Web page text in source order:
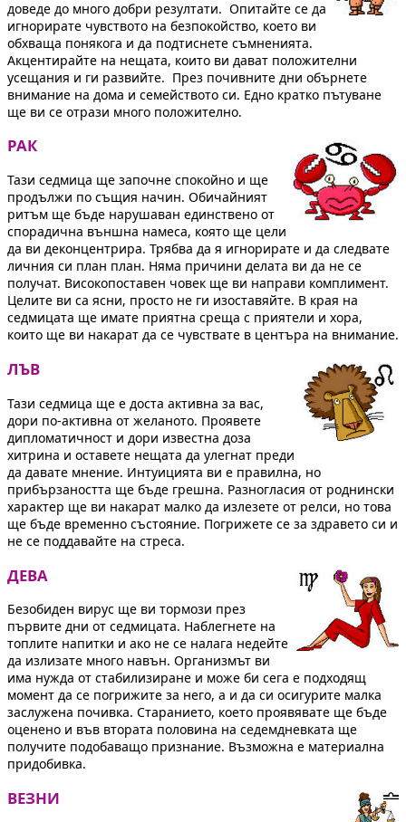
доведе до много добри резултати. Опитайте се да
игнорирате чувството на безпокойство, което ви
обхваща понякога и да подтиснете съмненията.
Акцентирайте на нещата, които ви дават положителни
усещания и ги развийте. През почивните дни обърнете
внимание на дома и семейството си. Едно кратко пътуване
ще ви се отрази много положително.
РАК
Тази седмица ще започне спокойно и ще
продължи по същия начин. Обичайният
ритъм ще бъде нарушаван единствено от
спорадична външна намеса, която ще цели
да ви деконцентрира. Трябва да я игнорирате и да следвате
личния си план план. Няма причини делата ви да не се
получат. Високопоставен човек ще ви направи комплимент.
Целите ви са ясни, просто не ги изоставяйте. В края на
седмицата ще имате приятна среща с приятели и хора,
които ще ви накарат да се чувствате в центъра на внимание.
ЛЪВ
Тази седмица ще е доста активна за вас,
дори по-активна от желаното. Проявете
дипломатичност и дори известна доза
хитрина и оставете нещата да улегнат преди
да давате мнение. Интуицията ви е правилна, но
прибързаността ще бъде грешна. Разногласия от роднински
характер ще ви накарат малко да излезете от релси, но това
ще бъде временно състояние. Погрижете се за здравето си и
не се поддавайте на стреса.
ДЕВА
Безобиден вирус ще ви тормози през
първите дни от седмицата. Наблегнете на
топлите напитки и ако не се налага недейте
да излизате много навън. Организмът ви
има нужда от стабилизиране и може би сега е подходящ
момент да се погрижите за него, а и да си осигурите малка
заслужена почивка. Старанието, което проявявате ще бъде
оценено и във втората половина на седемдневката ще
получите подобаващо признание. Възможна е материална
придобивка.
ВЕЗНИ